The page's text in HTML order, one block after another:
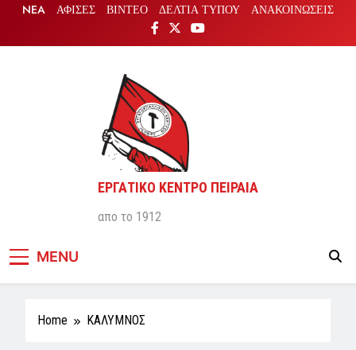
content
NEA ΑΦΙΣΕΣ ΒΙΝΤΕΟ ΔΕΛΤΙΑ ΤΥΠΟΥ ΑΝΑΚΟΙΝΩΣΕΙΣ
ΕΡΓΑΤΙΚΟ ΚΕΝΤΡΟ ΠΕΙΡΑΙΑ
απο το 1912
MENU
Home ΚΑΛΥΜΝΟΣ